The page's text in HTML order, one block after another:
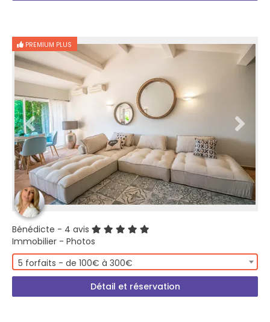
PREMIUM PLUS
Bénédicte - 4 avis
Immobilier - Photos
5 forfaits - de 100€ à 300€
Détail et réservation